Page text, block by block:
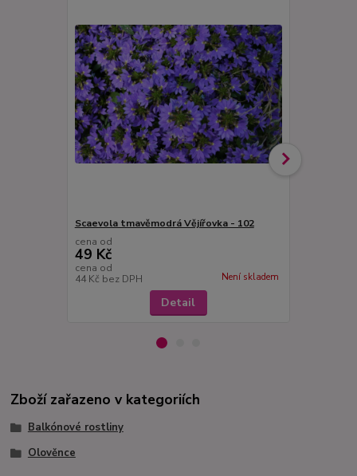
Scaevola tmavěmodrá Vějířovka - 102
cena od
49 Kč
cena od
44 Kč bez DPH Není skladem
Detail
Zboží zařazeno v kategoriích
Balkónové rostliny
Olověnce